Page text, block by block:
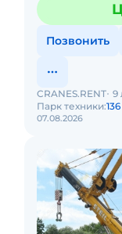
Позвонить
07.08.2026
CRANES.RENT 9
Парк техники: